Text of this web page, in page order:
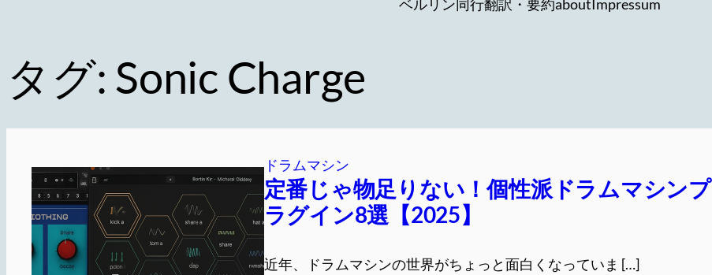
ベルリン同行翻訳・要約aboutImpressum
タグ: Sonic Charge
ドラムマシン
定番じゃ物足りない！個性派ドラムマシンプ
ラグイン8選【2025】
近年、ドラムマシンの世界がちょっと面白くなっていま […]